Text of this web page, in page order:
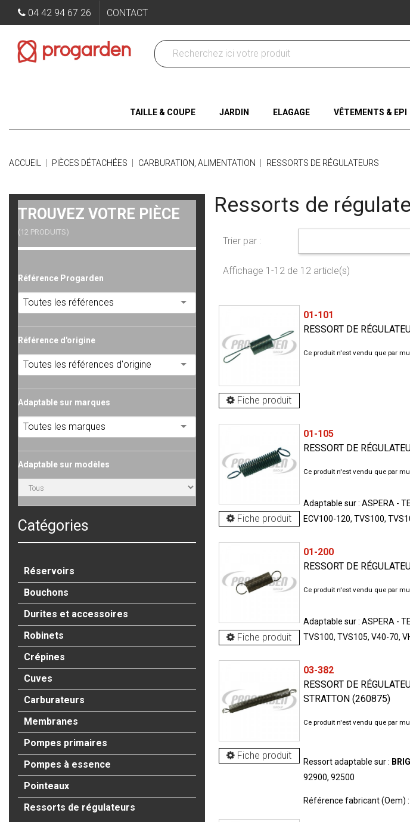
04 42 94 67 26 CONTACT
TAILLE & COUPE JARDIN ELAGAGE VÊTEMENTS & EPI
ACCUEIL PIÈCES DÉTACHÉES CARBURATION, ALIMENTATION RESSORTS DE RÉGULATEURS
TROUVEZ VOTRE PIÈCE
(12 PRODUITS)
Référence Progarden
Toutes les références
Référence d'origine
Toutes les références d'origine
Adaptable sur marques
Toutes les marques
Adaptable sur modèles
Catégories
Réservoirs
Bouchons
Durites et accessoires
Robinets
Crépines
Cuves
Carburateurs
Membranes
Pompes primaires
Pompes à essence
Pointeaux
Ressorts de régulateurs
Ressorts de
Trier par :
Affichage 1-12 de 12 article(s)
Fiche produit
01-101
RESSORT DE
Ce produit n'est vendu que par
Fiche produit
01-105
RESSORT DE
Ce produit n'est vendu que par
Adaptable sur : ASPERA -
ECV100-120, TVS100,
Fiche produit
01-200
RESSORT DE
Ce produit n'est vendu que par
Adaptable sur : ASPERA -
TVS100, TVS105, V40-70,
Fiche produit
03-382
RESSORT DE
STRATTON (260875)
Ce produit n'est vendu que par
Ressort adaptable sur :
92900, 92500
Référence fabricant (Oem) :